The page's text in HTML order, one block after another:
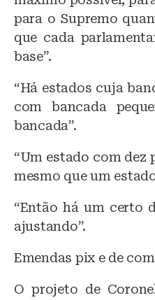
para o Supremo
que cada
base”.
“Há estados cuja
com bancada
bancada”.
“Um estado com dez
mesmo que um
“Então há um certo
ajustando”.
Emendas pix e de
O projeto de